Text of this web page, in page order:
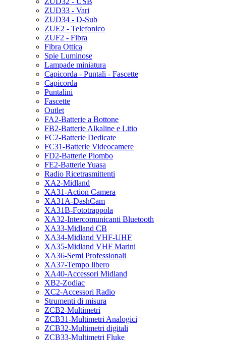
ZUD33 - Vari
ZUD34 - D-Sub
ZUE2 - Telefonico
ZUF2 - Fibra
Fibra Ottica
Spie Luminose
Lampade miniatura
Capicorda - Puntali - Fascette
Capicorda
Puntalini
Fascette
Outlet
FA2-Batterie a Bottone
FB2-Batterie Alkaline e Litio
FC2-Batterie Dedicate
FC31-Batterie Videocamere
FD2-Batterie Piombo
FE2-Batterie Yuasa
Radio Ricetrasmittenti
XA2-Midland
XA31-Action Camera
XA31A-DashCam
XA31B-Fototrappola
XA32-Intercomunicanti Bluetooth
XA33-Midland CB
XA34-Midland VHF-UHF
XA35-Midland VHF Marini
XA36-Semi Professionali
XA37-Tempo libero
XA40-Accessori Midland
XB2-Zodiac
XC2-Accessori Radio
Strumenti di misura
ZCB2-Multimetri
ZCB31-Multimetri Analogici
ZCB32-Multimetri digitali
ZCB33-Multimetri Fluke